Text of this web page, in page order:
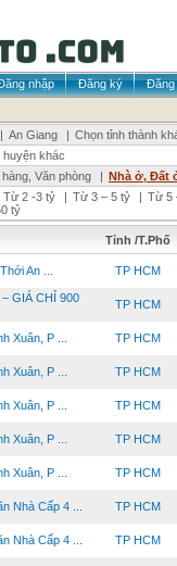
nhập Đăng ký
Đăng
| An Giang | Chọn tỉnh thành
huyện khác
Văn phòng | Nhà ở, Đất
Từ 2 -3 tỷ | Từ 3 – 5 tỷ | Từ 5
tỷ
Tỉnh /T.Phố
An ... TP HCM
GIÁ CHỈ 900
TP HCM
Xuân, P ... TP HCM
Xuân, P ... TP HCM
Xuân, P ... TP HCM
Xuân, P ... TP HCM
Xuân, P ... TP HCM
Nhà Cấp 4 ... TP HCM
Nhà Cấp 4 ... TP HCM